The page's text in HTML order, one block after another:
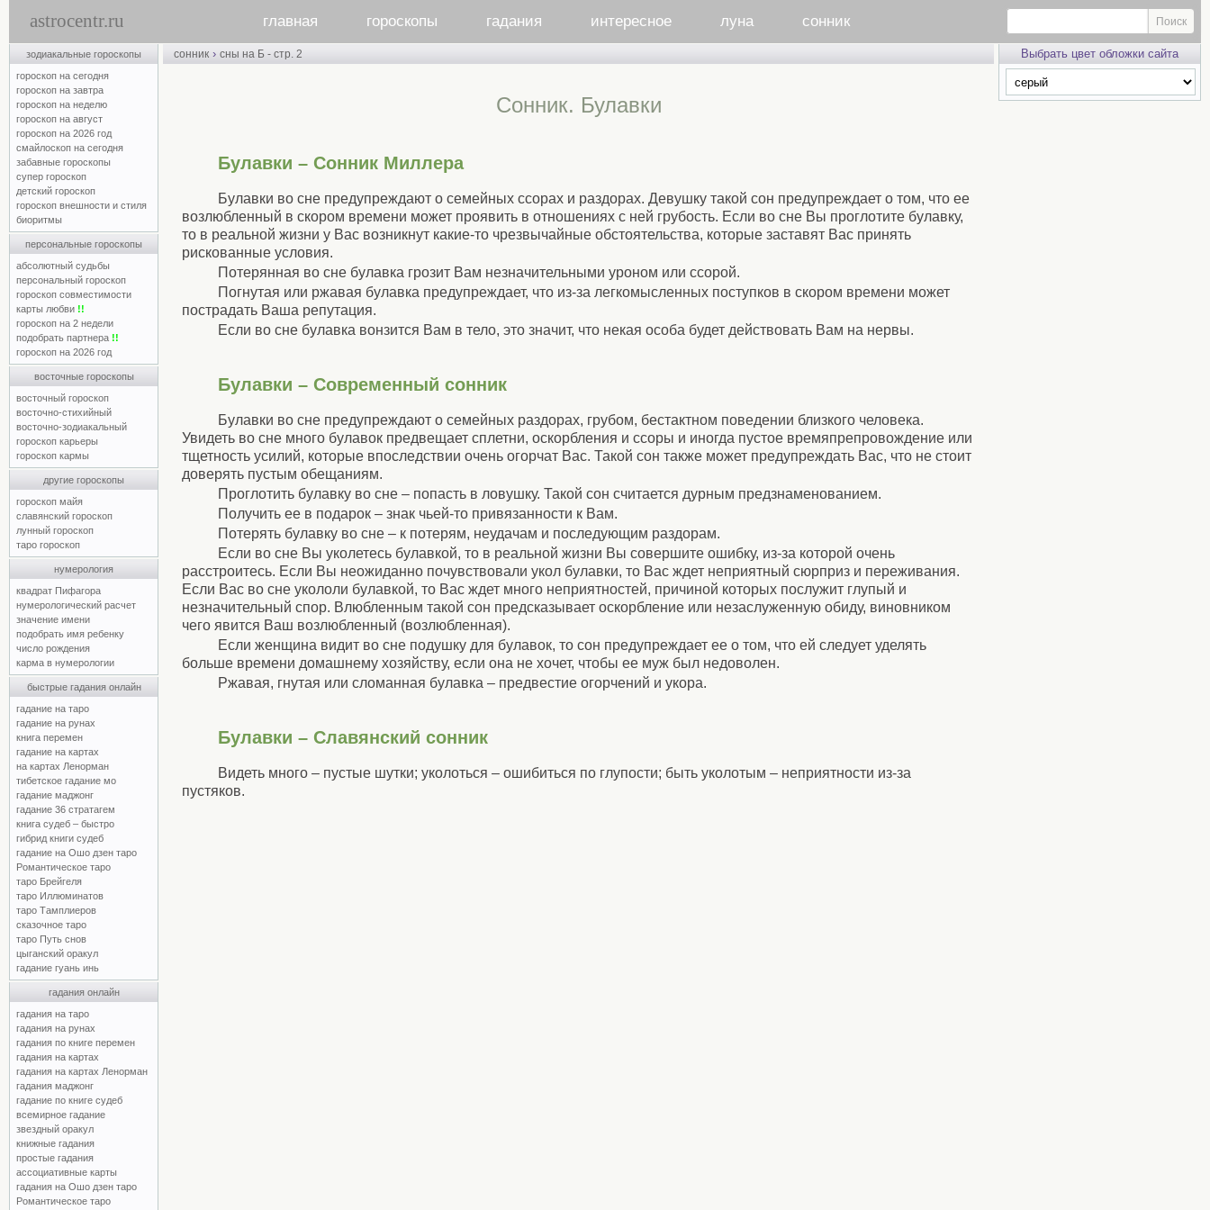
astrocentr.ru главная гороскопы гадания интересное луна сонник
зодиакальные гороскопы
гороскоп на сегодня
гороскоп на завтра
гороскоп на неделю
гороскоп на август
гороскоп на 2026 год
смайлоскоп на сегодня
забавные гороскопы
супер гороскоп
детский гороскоп
гороскоп внешности и стиля
биоритмы
персональные гороскопы
абсолютный судьбы
персональный гороскоп
гороскоп совместимости
карты любви !!
гороскоп на 2 недели
подобрать партнера !!
гороскоп на 2026 год
восточные гороскопы
восточный гороскоп
восточно-стихийный
восточно-зодиакальный
гороскоп карьеры
гороскоп кармы
другие гороскопы
гороскоп майя
славянский гороскоп
лунный гороскоп
таро гороскоп
нумерология
квадрат Пифагора
нумерологический расчет
значение имени
подобрать имя ребенку
число рождения
карма в нумерологии
быстрые гадания онлайн
гадание на таро
гадание на рунах
книга перемен
гадание на картах
на картах Ленорман
тибетское гадание мо
гадание маджонг
гадание 36 стратагем
книга судеб – быстро
гибрид книги судеб
гадание на Ошо дзен таро
Романтическое таро
таро Брейгеля
таро Иллюминатов
таро Тамплиеров
сказочное таро
таро Путь снов
цыганский оракул
гадание гуань инь
гадания онлайн
гадания на таро
гадания на рунах
гадания по книге перемен
гадания на картах
гадания на картах Ленорман
гадания маджонг
гадание по книге судеб
всемирное гадание
звездный оракул
книжные гадания
простые гадания
ассоциативные карты
гадания на Ошо дзен таро
Романтическое таро
сонник › сны на Б - стр. 2
Cонник. Булавки
Булавки – Сонник Миллера
Булавки во сне предупреждают о семейных ссорах и раздорах. Девушку такой сон предупреждает о том, что ее
возлюбленный в скором времени может проявить в отношениях с ней грубость. Если во сне Вы проглотите булавку,
то в реальной жизни у Вас возникнут какие-то чрезвычайные обстоятельства, которые заставят Вас принять
рискованные условия.
Потерянная во сне булавка грозит Вам незначительными уроном или ссорой.
Погнутая или ржавая булавка предупреждает, что из-за легкомысленных поступков в скором времени может
пострадать Ваша репутация.
Если во сне булавка вонзится Вам в тело, это значит, что некая особа будет действовать Вам на нервы.
Булавки – Современный сонник
Булавки во сне предупреждают о семейных раздорах, грубом, бестактном поведении близкого человека.
Увидеть во сне много булавок предвещает сплетни, оскорбления и ссоры и иногда пустое времяпрепровождение или
тщетность усилий, которые впоследствии очень огорчат Вас. Такой сон также может предупреждать Вас, что не стоит
доверять пустым обещаниям.
Проглотить булавку во сне – попасть в ловушку. Такой сон считается дурным предзнаменованием.
Получить ее в подарок – знак чьей-то привязанности к Вам.
Потерять булавку во сне – к потерям, неудачам и последующим раздорам.
Если во сне Вы уколетесь булавкой, то в реальной жизни Вы совершите ошибку, из-за которой очень
расстроитесь. Если Вы неожиданно почувствовали укол булавки, то Вас ждет неприятный сюрприз и переживания.
Если Вас во сне укололи булавкой, то Вас ждет много неприятностей, причиной которых послужит глупый и
незначительный спор. Влюбленным такой сон предсказывает оскорбление или незаслуженную обиду, виновником
чего явится Ваш возлюбленный (возлюбленная).
Если женщина видит во сне подушку для булавок, то сон предупреждает ее о том, что ей следует уделять
больше времени домашнему хозяйству, если она не хочет, чтобы ее муж был недоволен.
Ржавая, гнутая или сломанная булавка – предвестие огорчений и укора.
Булавки – Славянский сонник
Видеть много – пустые шутки; уколоться – ошибиться по глупости; быть уколотым – неприятности из-за
пустяков.
Выбрать цвет обложки сайта